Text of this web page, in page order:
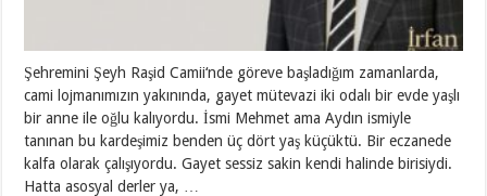
Şehremini Şeyh Raşid Camii‘nde göreve başladığım zamanlarda,
cami lojmanımızın yakınında, gayet mütevazi iki odalı bir evde yaşlı
bir anne ile oğlu kalıyordu. İsmi Mehmet ama Aydın ismiyle
tanınan bu kardeşimiz benden üç dört yaş küçüktü. Bir eczanede
kalfa olarak çalışıyordu. Gayet sessiz sakin kendi halinde birisiydi.
Hatta asosyal derler ya, …